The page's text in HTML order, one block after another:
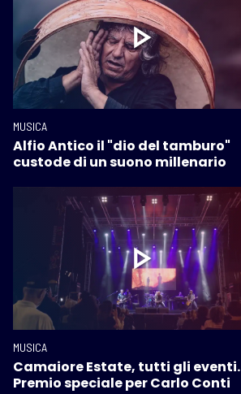
MUSICA
Alfio Antico il "dio del tamburo"
custode di un suono millenario
MUSICA
Camaiore Estate, tutti gli eventi.
Premio speciale per Carlo Conti